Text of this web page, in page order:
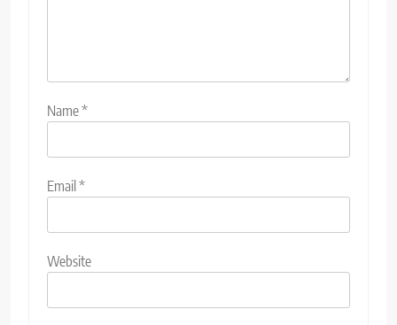
Name*
Email*
Website